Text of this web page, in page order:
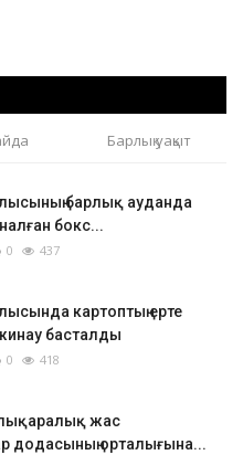
Барлық уақыт
барлық ауданда
бокс...
0 437
картоптың ерте
басталды
0 418
жас
додасының орталығына...